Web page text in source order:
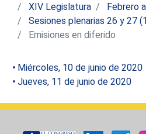
XIV Legislatura
Febrero
Sesiones plenarias 26 y 27
Emisiones en diferido
Miércoles, 10 de junio de 2020
Jueves, 11 de junio de 2020